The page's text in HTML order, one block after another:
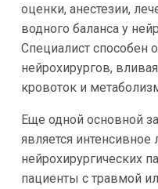
оценки, анестезии,
водного баланса у
Специалист способен
нейрохирургов,
кровоток и
Еще одной основной
является интенсивное
нейрохирургических
пациенты с травмой